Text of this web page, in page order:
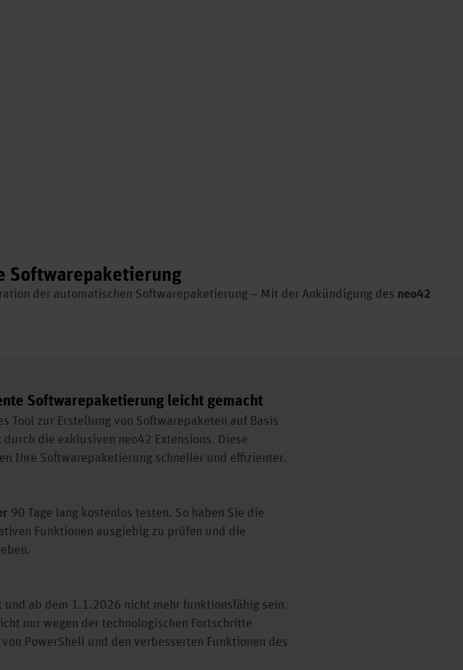
Softwarepaketierung
der automatischen Softwarepaketierung – Mit der Ankündigung des neo42
Softwarepaketierung leicht gemacht
Tool zur Erstellung von Softwarepaketen auf Basis
die exklusiven neo42 Extensions. Diese
Ihre Softwarepaketierung schneller und effizienter.
90 Tage lang kostenlos testen. So haben Sie die
Funktionen ausgiebig zu prüfen und die
ab dem 1.1.2026 nicht mehr funktionsfähig sein.
nur wegen der technologischen Fortschritte
PowerShell und den verbesserten Funktionen des